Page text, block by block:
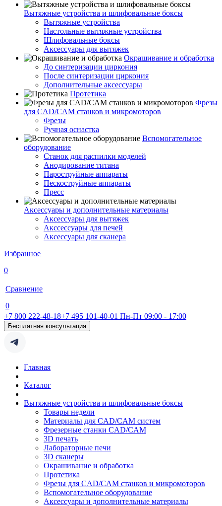
Вытяжные устройства и шлифовальные боксы
Вытяжные устройства
Настольные вытяжные устройства
Шлифовальные боксы
Аксессуары для вытяжек
Окрашивание и обработка
До синтеризации циркония
После синтеризации циркония
Дополнительные аксессуары
Протетика
Фрезы
для CAD/CAM станков и микромоторов
Фрезы
Ручная оснастка
Вспомогательное
оборудование
Станок для распилки моделей
Анодирование титана
Пароструйные аппараты
Пескоструйные аппараты
Пресс
Аксессуары и дополнительные материалы
Аксессуары для вытяжек
Акссессуары для печей
Аксессуары для сканера
Избранное
0
Сравнение
0
+7 800 222-48-18+7 495 101-40-01 Пн-Пт 09:00 - 17:00
Бесплатная консультация
Главная
Каталог
Вытяжные устройства и шлифовальные боксы
Товары недели
Материалы для CAD/CAM систем
Фрезерные станки CAD/CAM
3D печать
Лабораторные печи
3D сканеры
Окрашивание и обработка
Протетика
Фрезы для CAD/CAM станков и микромоторов
Вспомогательное оборудование
Аксессуары и дополнительные материалы